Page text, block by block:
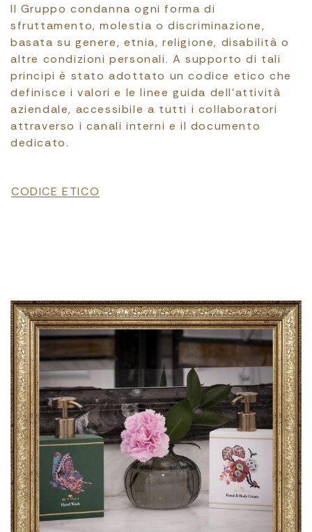
Il Gruppo condanna ogni forma di
sfruttamento, molestia o discriminazione,
basata su genere, etnia, religione, disabilità o
altre condizioni personali. A supporto di tali
principi è stato adottato un codice etico che
definisce i valori e le linee guida dell’attività
aziendale, accessibile a tutti i collaboratori
attraverso i canali interni e il documento
dedicato.
File
CODICE ETICO